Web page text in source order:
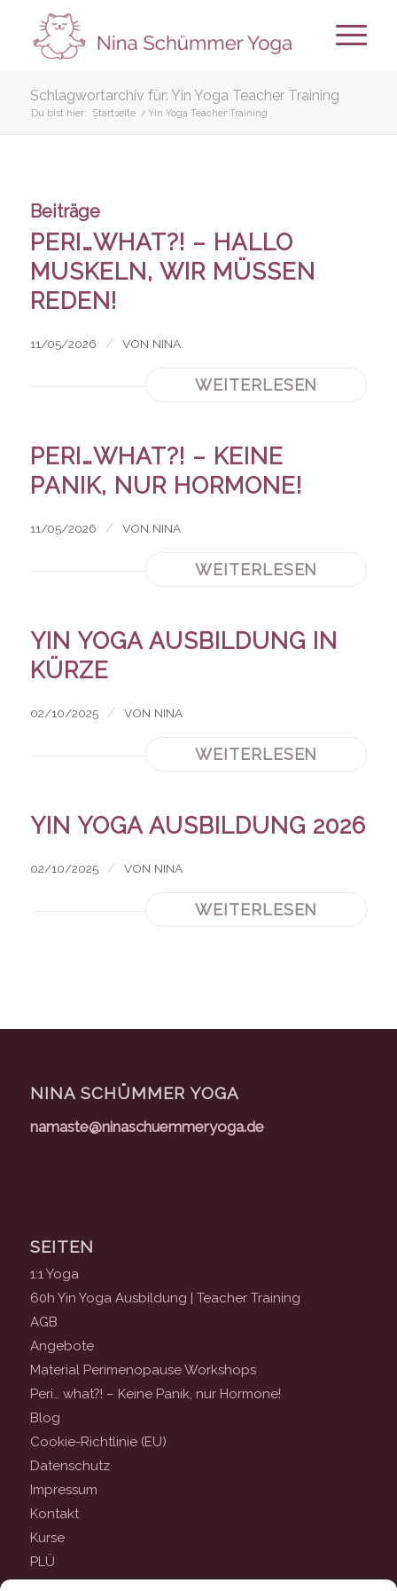
Schlagwortarchiv für: Yin Yoga Teacher Training
Du bist hier: Startseite / Yin Yoga Teacher Training
Beiträge
PERI…WHAT?! – HALLO
MUSKELN, WIR MÜSSEN
REDEN!
11/05/2026 / VON NINA
WEITERLESEN
PERI…WHAT?! – KEINE
PANIK, NUR HORMONE!
11/05/2026 / VON NINA
WEITERLESEN
YIN YOGA AUSBILDUNG IN
KÜRZE
02/10/2025 / VON NINA
WEITERLESEN
YIN YOGA AUSBILDUNG 2026
02/10/2025 / VON NINA
WEITERLESEN
NINA SCHÜMMER YOGA
namaste@ninaschuemmeryoga.de
SEITEN
1:1 Yoga
60h Yin Yoga Ausbildung | Teacher Training
AGB
Angebote
Material Perimenopause Workshops
Peri… what?! – Keine Panik, nur Hormone!
Blog
Cookie-Richtlinie (EU)
Datenschutz
Impressum
Kontakt
Kurse
PLÜ